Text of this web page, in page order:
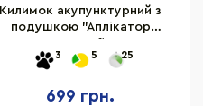
Килимок акупунктурний з
подушкою "Аплікатор
BLW
3 5 25
699 грн.